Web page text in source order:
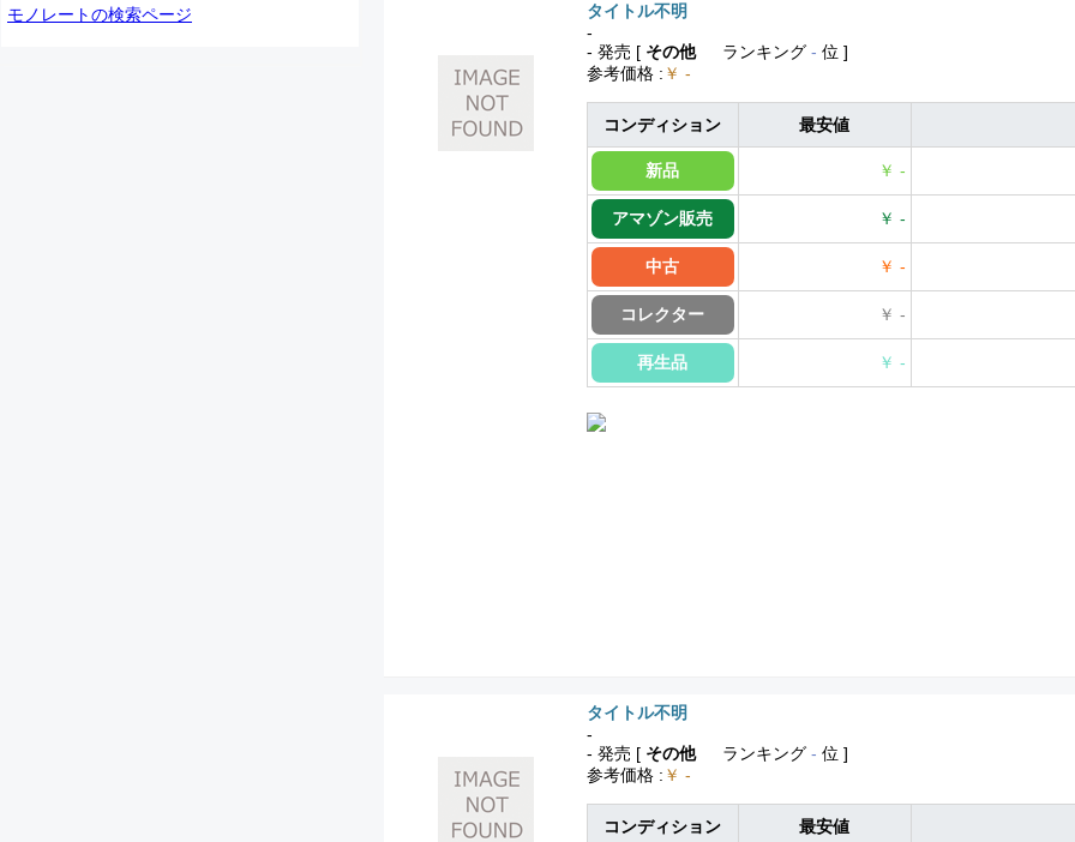
タイトル不明
-
- 発売 [ その他 ランキング - 位 ]
参考価格 : ￥ -
コンディション 最安値
新品 ￥ -
アマゾン販売 ￥ -
中古 ￥ -
コレクター ￥ -
再生品 ￥ -
タイトル不明
-
- 発売 [ その他 ランキング - 位 ]
参考価格 : ￥ -
コンディション 最安値
モノレートの検索ページ